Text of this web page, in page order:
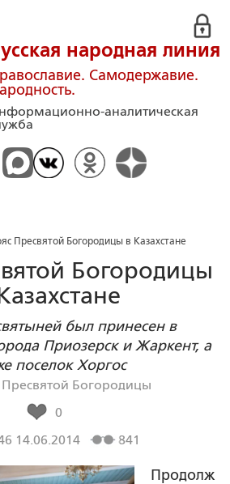
народная линия
Самодержавие.
аналитическая
Пресвятой Богородицы в Казахстане
Богородицы
был принесен в
Приозерск и Жаркент, а
поселок Хоргос
Богородицы
0
14.06.2014
841
Продолж